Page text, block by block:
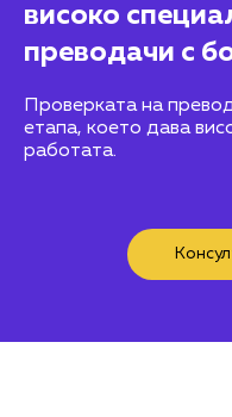
високо
преводачи с
Проверката на
етапа, което дава
работата.